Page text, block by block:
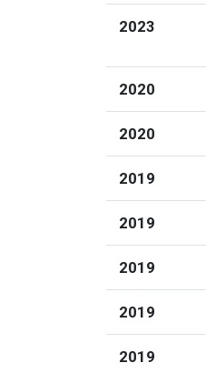
2023
2020
2020
2019
2019
2019
2019
2019